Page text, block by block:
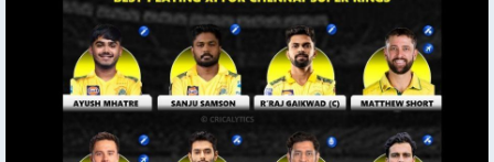
#CSK#IPL2026#PlayingXI#CricketFans
#MSDhoni
#Gold365#IPL